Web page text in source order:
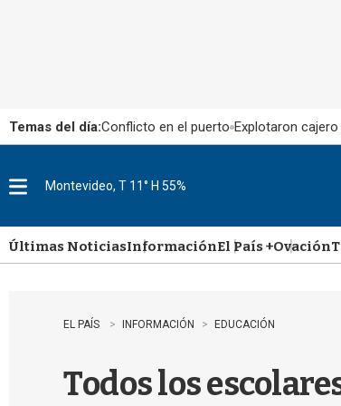
Temas del día:Conflicto en el puerto Explotaron
u
Montevideo, T 11° H 55%
Últimas NoticiasInformaciónEl País +Ovación
EL PAÍS INFORMACIÓN EDUCACIÓN
Todos los